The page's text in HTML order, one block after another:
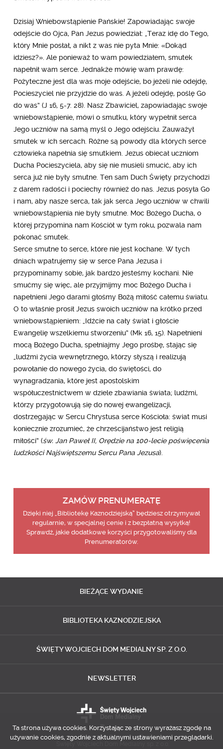
Dzisiaj Wniebowstąpienie Pańskie! Zapowiadając swoje
odejście do Ojca, Pan Jezus powiedział: „Teraz idę do Tego,
który Mnie posłał, a nikt z was nie pyta Mnie: «Dokąd
idziesz?». Ale ponieważ to wam powiedziałem, smutek
napełnił wam serce. Jednakże mówię wam prawdę:
Pożyteczne jest dla was moje odejście, bo jeżeli nie odejdę,
Pocieszyciel nie przyjdzie do was. A jeżeli odejdę, poślę Go
do was” (J 16, 5-7. 28). Nasz Zbawiciel, zapowiadając swoje
wniebowstąpienie, mówi o smutku, który wypełnił serca
Jego uczniów na samą myśl o Jego odejściu. Zauważył
smutek w ich sercach. Różne są powody dla których serce
człowieka napełnia się smutkiem. Jezus obiecał uczniom
Ducha Pocieszyciela, aby się nie musieli smucić, aby ich
serca już nie były smutne. Ten sam Duch Święty przychodzi
z darem radości i pociechy również do nas. Jezus posyła Go
i nam, aby nasze serca, tak jak serca Jego uczniów w chwili
wniebowstąpienia nie były smutne. Moc Bożego Ducha, o
której przypomina nam Kościół w tym roku, pozwala nam
pokonać smutek.
Serce smutne to serce, które nie jest kochane. W tych
dniach wpatrujemy się w serce Pana Jezusa i
przypominamy sobie, jak bardzo jesteśmy kochani. Nie
smućmy się więc, ale przyjmijmy moc Bożego Ducha i
napełnieni Jego darami głośmy Bożą miłość całemu światu.
O to właśnie prosił Jezus swoich uczniów na krótko przed
wniebowstąpieniem: „Idźcie na cały świat i głoście
Ewangelię wszelkiemu stworzeniu” (Mk 16, 15). Napełnieni
mocą Bożego Ducha, spełniajmy Jego prośbę, stając się
„ludźmi życia wewnętrznego, którzy słyszą i realizują
powołanie do nowego życia, do świętości, do
wynagradzania, które jest apostolskim
współuczestnictwem w dziele zbawiania świata; ludźmi,
którzy przygotowują się do nowej ewangelizacji,
dostrzegając w Sercu Chrystusa serce Kościoła: świat musi
koniecznie zrozumieć, że chrześcijaństwo jest religią
miłości” (św. Jan Paweł II, Orędzie na 100-lecie poświęcenia
ludzkości Najświętszemu Sercu Pana Jezusa).
ZAMÓW PRENUMERATĘ
Dzięki niej „Bibliotekę Kaznodziejską” będziesz otrzymywał
regularnie, w specjalnej cenie i z bezpłatną wysyłką!
Sprawdź, jakie dodatkowe korzyści przygotowaliśmy dla
Prenumeratorów.
BIEŻĄCE WYDANIE
BIBLIOTEKA KAZNODZIEJSKA
ŚWIĘTY WOJCIECH DOM MEDIALNY SP. Z O.O.
NEWSLETTER
Copyright © 2014-2018
Ta strona używa cookies. Korzystając ze strony wyrażasz zgodę na
używanie cookies, zgodnie z aktualnymi ustawieniami przeglądarki.